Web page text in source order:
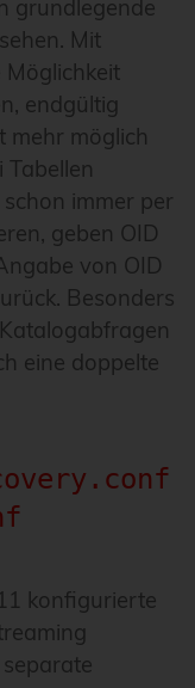
grundlegende
Mit
endgültig
mehr möglich
Tabellen
immer per
geben OID
von OID
Besonders
eine doppelte
11 konfigurierte